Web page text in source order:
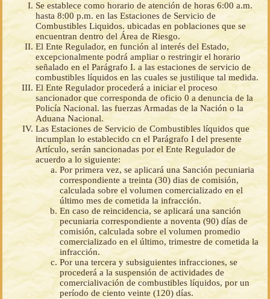
Se establece como horario de atención de horas 6:00 a.m.
hasta 8:00 p.m. en las Estaciones de Servicio de
Combustibles Liquidos. ubicadas en poblaciones que se
encuentran dentro del Área de Riesgo.
El Ente Regulador, en función al interés del Estado,
excepcionalmente podrá ampliar o restringir el horario
señalado en el Parágrafo I. a las estaciones de servicio de
combustibles líquidos en las cuales se justilique tal medida.
El Ente Regulador procederá a iniciar el proceso
sancionador que corresponda de oficio 0 a denuncia de la
Policía Nacional. las fuerzas Armadas de la Nación o la
Aduana Nacional.
Las Estaciones de Servicio de Combustibles líquidos que
incumplan lo establecido cn el Parágrafo I del presente
Artículo, serán sancionadas por el Ente Regulador de
acuerdo a lo siguiente:
Por primera vez, se aplicará una Sanción pecuniaria
correspondiente a treinta (30) dias de comisión,
calculada sobre el volumen comercializado en el
último mes de cometida la infracción.
En caso de reincidencia, se aplicará una sanción
pecuniaria correspondiente a noventa (90) días de
comisión, calculada sobre el volumen promedio
comercializado en el último, trimestre de cometida la
infracción.
Por una tercera y subsiguientes infracciones, se
procederá a la suspensión de actividades de
comercialivación de combustibles líquidos, por un
período de ciento veinte (120) días.